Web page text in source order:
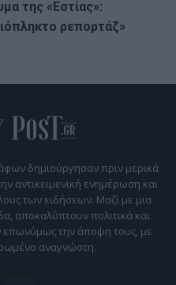
της «Εστίας»:
ρεπορτάζ»
δημιούργησαν πριν μερικά
αντικειμενική ενημέρωση και
των ειδήσεων. Μαζί με μια
αποκαλύπτουν πολιτικά και
επωνύμως την άποψη τους, με
αναγνώστη.